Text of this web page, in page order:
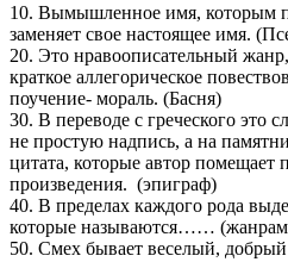
10. Вымышленное имя, которым
заменяет свое настоящее имя.
20. Это нравоописательный
краткое аллегорическое
поучение- мораль. (Басня)
30. В переводе с греческого это
не простую надпись, а на
цитата, которые автор помещает
произведения. (эпиграф)
40. В пределах каждого рода
которые называются……
50. Смех бывает веселый,